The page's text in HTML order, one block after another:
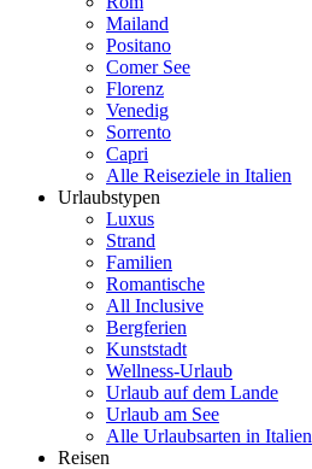
Mailand
Positano
Comer See
Florenz
Venedig
Sorrento
Capri
Alle Reiseziele in Italien
Urlaubstypen
Luxus
Strand
Familien
Romantische
All Inclusive
Bergferien
Kunststadt
Wellness-Urlaub
Urlaub auf dem Lande
Urlaub am See
Alle Urlaubsarten in Italien
Reisen